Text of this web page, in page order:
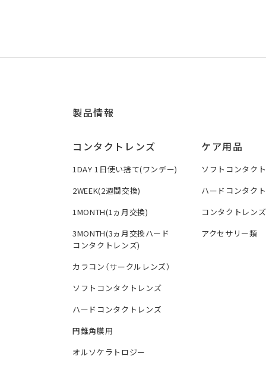
製品情報
コンタクトレンズ
1DAY 1日使い捨て(ワンデー)
2WEEK(2週間交換)
1MONTH(1ヵ月交換)
3MONTH(3ヵ月交換ハード
コンタクトレンズ)
カラコン（サークルレンズ）
ソフトコンタクトレンズ
ハードコンタクトレンズ
円錐角膜用
オルソケラトロジー
ケア用品
ソフトコンタク
ハードコンタク
コンタクトレン
アクセサリー類